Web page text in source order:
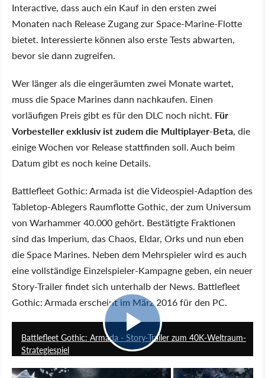
Interactive, dass auch ein Kauf in den ersten zwei
Monaten nach Release Zugang zur Space-Marine-Flotte
bietet. Interessierte können also erste Tests abwarten,
bevor sie dann zugreifen.
Wer länger als die eingeräumten zwei Monate wartet,
muss die Space Marines dann nachkaufen. Einen
vorläufigen Preis gibt es für den DLC noch nicht. Für
Vorbesteller exklusiv ist zudem die Multiplayer-Beta, die
einige Wochen vor Release stattfinden soll. Auch beim
Datum gibt es noch keine Details.
Battlefleet Gothic: Armada ist die Videospiel-Adaption des
Tabletop-Ablegers Raumflotte Gothic, der zum Universum
von Warhammer 40.000 gehört. Bestätigte Fraktionen
sind das Imperium, das Chaos, Eldar, Orks und nun eben
die Space Marines. Neben dem Mehrspieler wird es auch
eine vollständige Einzelspieler-Kampagne geben, ein neuer
Story-Trailer findet sich unterhalb der News. Battlefleet
Gothic: Armada erscheint im März 2016 für den PC.
Battlefleet Gothic: Armada - Story-Trailer zum 40K-Weltraum-
Strategiespiel